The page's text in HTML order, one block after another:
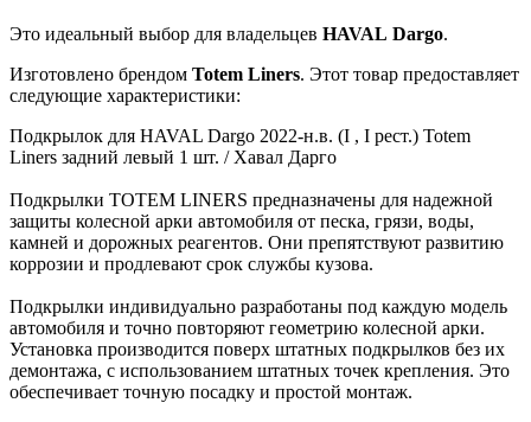
Это идеальный выбор для владельцев HAVAL Dargo.
Изготовлено брендом Totem Liners. Этот товар предоставляет
следующие характеристики:
Подкрылок для HAVAL Dargo 2022-н.в. (I , I рест.) Totem
Liners задний левый 1 шт. / Хавал Дарго
Подкрылки TOTEM LINERS предназначены для надежной
защиты колесной арки автомобиля от песка, грязи, воды,
камней и дорожных реагентов. Они препятствуют развитию
коррозии и продлевают срок службы кузова.
Подкрылки индивидуально разработаны под каждую модель
автомобиля и точно повторяют геометрию колесной арки.
Установка производится поверх штатных подкрылков без их
демонтажа, с использованием штатных точек крепления. Это
обеспечивает точную посадку и простой монтаж.